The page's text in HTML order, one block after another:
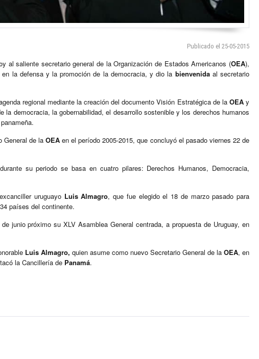
Publicado el 25-05-2015
al saliente secretario general de la Organización de Estados Americanos (OEA),
en la defensa y la promoción de la democracia, y dio la bienvenidaal secretario
regional mediante la creación del documento Visión Estratégica de la OEAy
la democracia, la gobernabilidad, el desarrollo sostenible y los derechos humanos
General de la OEAen el período 2005-2015, que concluyó el pasado viernes 22 de
su periodo se basa en cuatro pilares: Derechos Humanos, Democracia,
uruguayo Luis Almagro, que fue elegido el 18 de marzo pasado para
países del continente.
junio próximo su XLV Asamblea General centrada, a propuesta de Uruguay, en
Luis Almagro, quien asume como nuevo Secretario General de la OEA, en
la Cancillería de Panamá.